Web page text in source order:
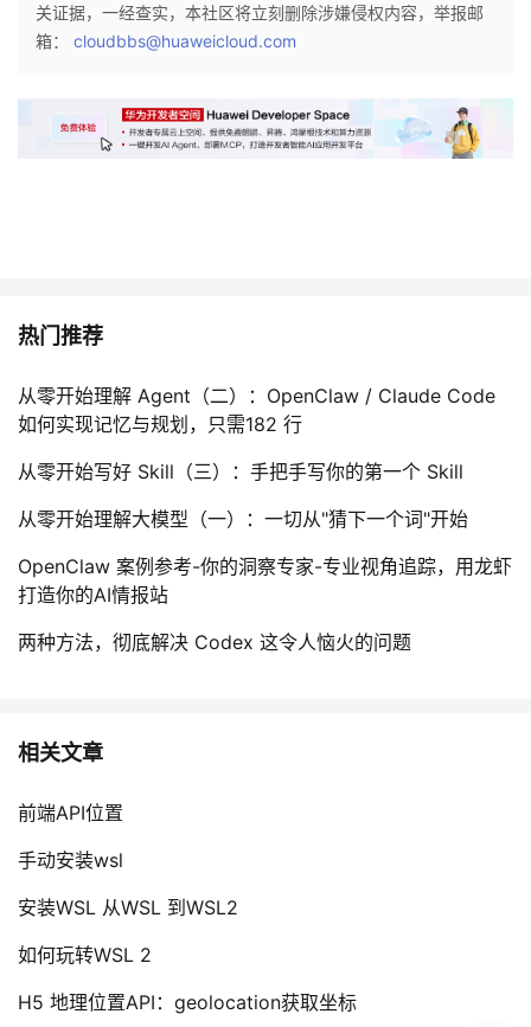
验
收
议
关证据，一经查实，本社区将立刻删除涉嫌侵权内容，举报邮
箱： cloudbbs@huaweicloud.com
热门推荐
从零开始理解 Agent（二）：OpenClaw / Claude Code
如何实现记忆与规划，只需182 行
从零开始写好 Skill（三）：手把手写你的第一个 Skill
从零开始理解大模型（一）：一切从"猜下一个词"开始
OpenClaw 案例参考-你的洞察专家-专业视角追踪，用龙虾
打造你的AI情报站
两种方法，彻底解决 Codex 这令人恼火的问题
相关文章
前端API位置
手动安装wsl
安装WSL 从WSL 到WSL2
如何玩转WSL 2
H5 地理位置API：geolocation获取坐标